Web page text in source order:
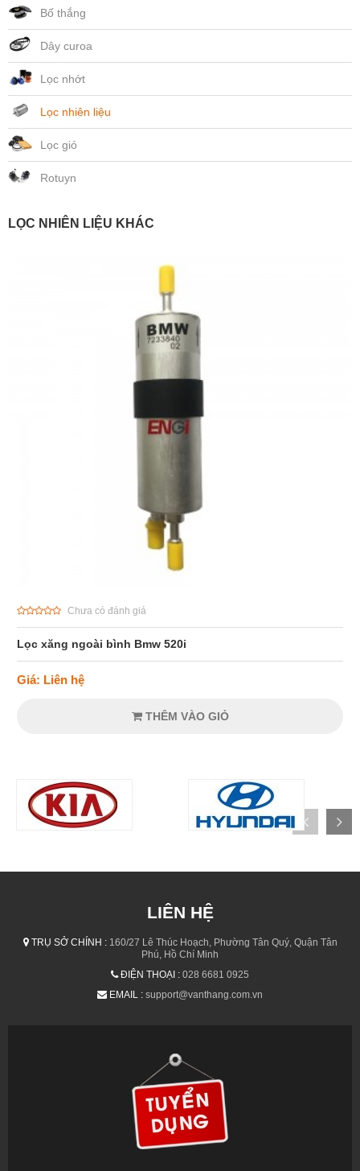
Bố thắng
Dây curoa
Lọc nhớt
Lọc nhiên liệu
Lọc gió
Rotuyn
LỌC NHIÊN LIỆU KHÁC
Chưa có đánh giá
Lọc xăng ngoài bình Bmw 520i
Giá: Liên hệ
THÊM VÀO GIỎ
LIÊN HỆ
TRỤ SỞ CHÍNH :160/27 Lê Thúc Hoạch, Phường Tân Quý, Quận Tân
Phú, Hồ Chí Minh
ĐIỆN THOẠI : 028 6681 0925
EMAIL : support@vanthang.com.vn